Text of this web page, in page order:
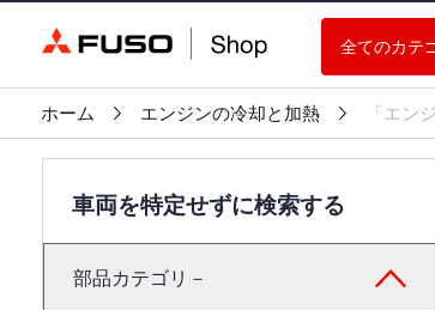
全てのカテ
ホーム エンジンの冷却と加熱 「エン
車両を特定せずに検索する
部品カテゴリ－